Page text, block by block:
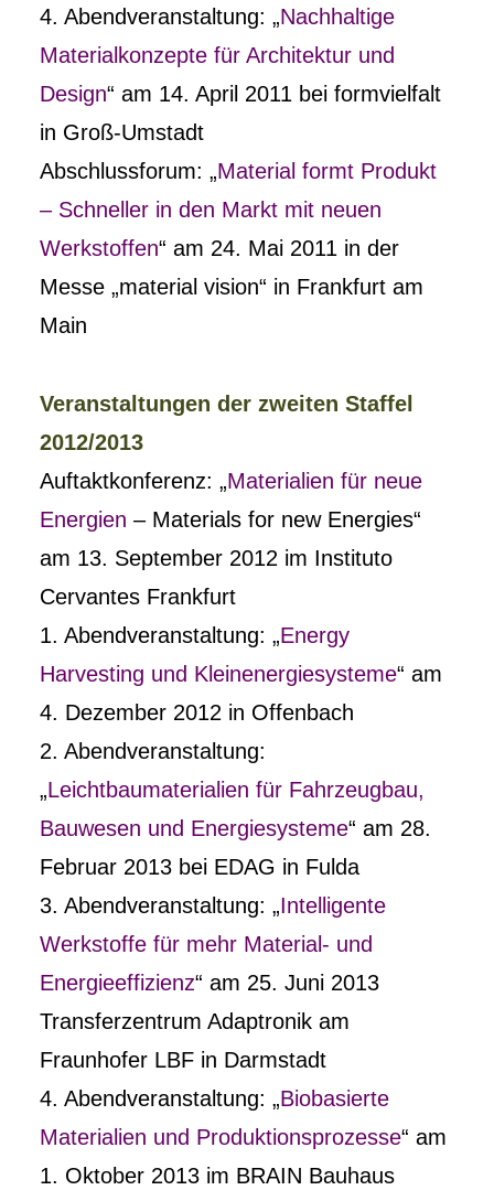
4. Abendveranstaltung: „Nachhaltige
Materialkonzepte für Architektur und
Design“ am 14. April 2011 bei formvielfalt
in Groß-Umstadt
Abschlussforum: „Material formt Produkt
– Schneller in den Markt mit neuen
Werkstoffen“ am 24. Mai 2011 in der
Messe „material vision“ in Frankfurt am
Main
Veranstaltungen der zweiten Staffel
2012/2013
Auftaktkonferenz: „Materialien für neue
Energien – Materials for new Energies“
am 13. September 2012 im Instituto
Cervantes Frankfurt
1. Abendveranstaltung: „Energy
Harvesting und Kleinenergiesysteme“ am
4. Dezember 2012 in Offenbach
2. Abendveranstaltung:
„Leichtbaumaterialien für Fahrzeugbau,
Bauwesen und Energiesysteme“ am 28.
Februar 2013 bei EDAG in Fulda
3. Abendveranstaltung: „Intelligente
Werkstoffe für mehr Material- und
Energieeffizienz“ am 25. Juni 2013
Transferzentrum Adaptronik am
Fraunhofer LBF in Darmstadt
4. Abendveranstaltung: „Biobasierte
Materialien und Produktionsprozesse“ am
1. Oktober 2013 im BRAIN Bauhaus